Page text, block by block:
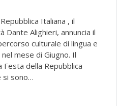
Italiana , il
Dante Alighieri, annuncia il
culturale di lingua e
mese di Giugno. Il
della Repubblica
si sono…